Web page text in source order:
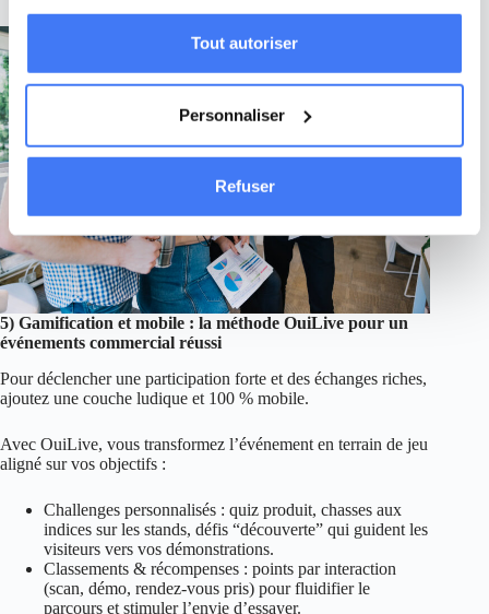
préservant votre anonymat.
Tout autoriser
Personnaliser
Refuser
5) Gamification et mobile : la méthode OuiLive pour un
événements commercial réussi
Pour déclencher une participation forte et des échanges riches,
ajoutez une couche ludique et 100 % mobile.
Avec OuiLive, vous transformez l’événement en terrain de jeu
aligné sur vos objectifs :
Challenges personnalisés : quiz produit, chasses aux
indices sur les stands, défis “découverte” qui guident les
visiteurs vers vos démonstrations.
Classements & récompenses : points par interaction
(scan, démo, rendez‑vous pris) pour fluidifier le
parcours et stimuler l’envie d’essayer.